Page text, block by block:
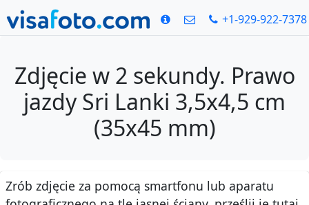
+1-929-922-7378
Zdjęcie w 2 sekundy. Prawo
jazdy Sri Lanki 3,5x4,5 cm
(35x45 mm)
Zrób zdjęcie za pomocą smartfonu lub aparatu